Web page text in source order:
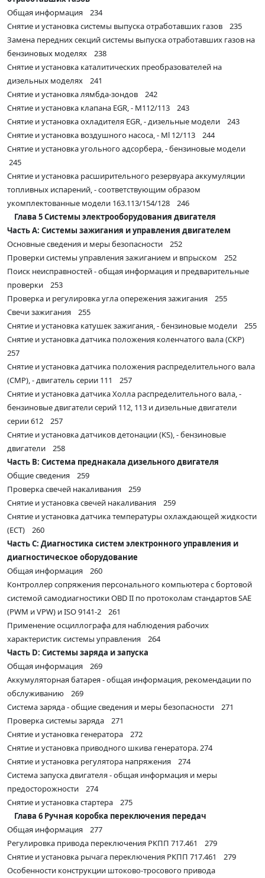
Общая информация 234
Снятие и установка системы выпуска отработавших газов 235
Замена передних секций системы выпуска отработавших газов на
бензиновых моделях 238
Снятие и установка каталитических преобразователей на
дизельных моделях 241
Снятие и установка лямбда-зондов 242
Снятие и установка клапана EGR, - М112/113 243
Снятие и установка охладителя EGR, - дизельные модели 243
Снятие и установка воздушного насоса, - Ml 12/113 244
Снятие и установка угольного адсорбера, - бензиновые модели
245
Снятие и установка расширительного резервуара аккумуляции
топливных испарений, - соответствующим образом
укомплектованные модели 163.113/154/128 246
Глава 5 Системы электрооборудования двигателя
Часть А: Системы зажигания и управления двигателем
Основные сведения и меры безопасности 252
Проверки системы управления зажиганием и впрыском 252
Поиск неисправностей - общая информация и предварительные
проверки 253
Проверка и регулировка угла опережения зажигания 255
Свечи зажигания 255
Снятие и установка катушек зажигания, - бензиновые модели 255
Снятие и установка датчика положения коленчатого вала (СКР)
257
Снятие и установка датчика положения распределительного вала
(СМР), - двигатель серии 111 257
Снятие и установка датчика Холла распределительного вала, -
бензиновые двигатели серий 112, 113 и дизельные двигатели
серии 612 257
Снятие и установка датчиков детонации (KS), - бензиновые
двигатели 258
Часть В: Система преднакала дизельного двигателя
Общие сведения 259
Проверка свечей накаливания 259
Снятие и установка свечей накаливания 259
Снятие и установка датчика температуры охлаждающей жидкости
(ЕСТ) 260
Часть С: Диагностика систем электронного управления и
диагностическое оборудование
Общая информация 260
Контроллер сопряжения персонального компьютера с бортовой
системой самодиагностики OBD II по протоколам стандартов SAE
(PWM и VPW) и ISO 9141-2 261
Применение осциллографа для наблюдения рабочих
характеристик системы управления 264
Часть D: Системы заряда и запуска
Общая информация 269
Аккумуляторная батарея - общая информация, рекомендации по
обслуживанию 269
Система заряда - общие сведения и меры безопасности 271
Проверка системы заряда 271
Снятие и установка генератора 272
Снятие и установка приводного шкива генератора. 274
Снятие и установка регулятора напряжения 274
Система запуска двигателя - общая информация и меры
предосторожности 274
Снятие и установка стартера 275
Глава 6 Ручная коробка переключения передач
Общая информация 277
Регулировка привода переключения РКПП 717.461 279
Снятие и установка рычага переключения РКПП 717.461 279
Особенности конструкции штоково-тросового привода